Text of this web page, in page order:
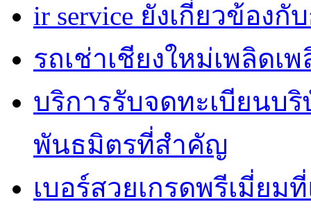
ir service ยังเกี่ยวข้อง
รถเช่าเชียงใหม่เพลิดเ
บริการรับจดทะเบียนบ
พันธมิตรที่สำคัญ
เบอร์สวยเกรดพรีเมี่ยม